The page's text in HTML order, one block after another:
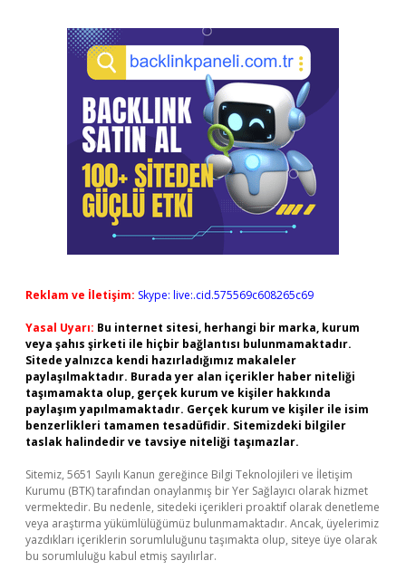
Reklam ve İletişim: Skype: live:.cid.575569c608265c69
Yasal Uyarı: Bu internet sitesi, herhangi bir marka, kurum
veya şahıs şirketi ile hiçbir bağlantısı bulunmamaktadır.
Sitede yalnızca kendi hazırladığımız makaleler
paylaşılmaktadır. Burada yer alan içerikler haber niteliği
taşımamakta olup, gerçek kurum ve kişiler hakkında
paylaşım yapılmamaktadır. Gerçek kurum ve kişiler ile isim
benzerlikleri tamamen tesadüfidir. Sitemizdeki bilgiler
taslak halindedir ve tavsiye niteliği taşımazlar.
Sitemiz, 5651 Sayılı Kanun gereğince Bilgi Teknolojileri ve İletişim
Kurumu (BTK) tarafından onaylanmış bir Yer Sağlayıcı olarak hizmet
vermektedir. Bu nedenle, sitedeki içerikleri proaktif olarak denetleme
veya araştırma yükümlülüğümüz bulunmamaktadır. Ancak, üyelerimiz
yazdıkları içeriklerin sorumluluğunu taşımakta olup, siteye üye olarak
bu sorumluluğu kabul etmiş sayılırlar.